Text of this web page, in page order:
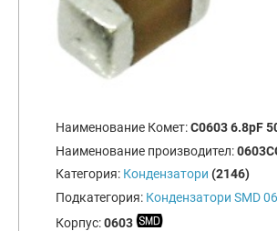
Наименование Комет:C0603 6.8pF
Наименование производител:
Категория: Кондензатори (2146)
Подкатегория: Кондензатори SMD
Корпус:0603